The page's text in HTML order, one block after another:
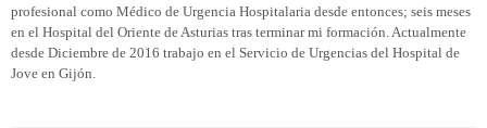
profesional como Médico de Urgencia Hospitalaria desde entonces; seis meses
en el Hospital del Oriente de Asturias tras terminar mi formación. Actualmente
desde Diciembre de 2016 trabajo en el Servicio de Urgencias del Hospital de
Jove en Gijón.